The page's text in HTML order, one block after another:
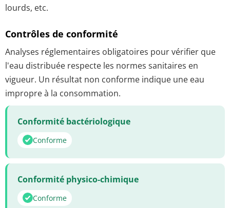
lourds, etc.
Contrôles de conformité
Analyses réglementaires obligatoires pour vérifier que
l'eau distribuée respecte les normes sanitaires en
vigueur. Un résultat non conforme indique une eau
impropre à la consommation.
Conformité bactériologique
Conforme
Conformité physico-chimique
Conforme